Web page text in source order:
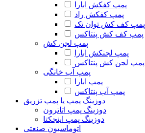
پمپ کفکش ابارا
پمپ کفکش راد
پمپ کف کش توان تک
پمپ کف کش پنتاکس
پمپ لجن کش
پمپ لجنکش ابارا
پمپ لجن کش پنتاکس
پمپ آب خانگی
پمپ ابارا
پمپ آب پنتاکس
دوزینگ پمپ یا پمپ تزریق
دوزینگ پمپ اتاترون
دوزینگ پمپ اینجکتا
اتوماسیون صنعتی